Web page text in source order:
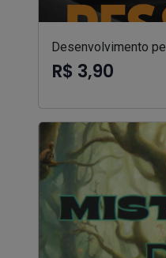
Desenvolvimento
R$ 3,90